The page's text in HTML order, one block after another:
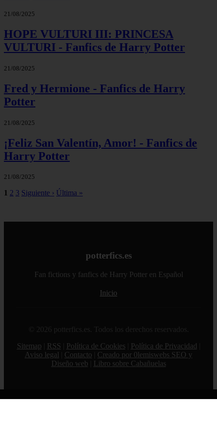
21/08/2025
HOPE VULTURI III: PRINCESA
VULTURI - Fanfics de Harry Potter
21/08/2025
Fred y Hermione - Fanfics de Harry
Potter
21/08/2025
¡Feliz San Valentín, Amor! - Fanfics de
Harry Potter
21/08/2025
1 2 3 Siguiente › Última »
potterfics.es
Fan fictions y fanfics de Harry Potter en Español
Inicio
© 2026 potterfics.es. Todos los derechos reservados.
Sitemap
RSS Política de Cookies Política de Privacidad
Aviso legal
Contacto
Creado por 0lemiswebs SEO y
Diseño web
Libro sobre Cabañuelas